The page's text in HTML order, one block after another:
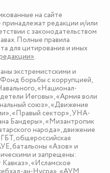
на сайте
редакции и/или
с законодательством
Полные правила
для цитирования и иных
.
экстремистскими и
борьбы с коррупцией,
«Национал-
Иеговы», «Армия воли
союз», «Движение
«Правый сектор», УНА-
Бандеры», «Мизантропик
народа», движение
общероссийская
батальоны «Азов» и
и запрещены:
«Исламское